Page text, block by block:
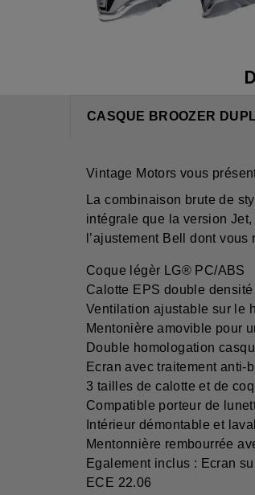
CASQUE BROOZER
Vintage Motors vous
La combinaison brute de
intégrale que la version
l’ajustement Bell dont
Coque légèr LG® PC/ABS
Calotte EPS double densité
Ventilation ajustable sur le
Mentonière amovible pour
Double homologation
Ecran avec traitement
3 tailles de calotte et de
Compatible porteur de
Intérieur démontable et
Mentonnière rembourrée
Egalement inclus : Ecran
ECE 22.06